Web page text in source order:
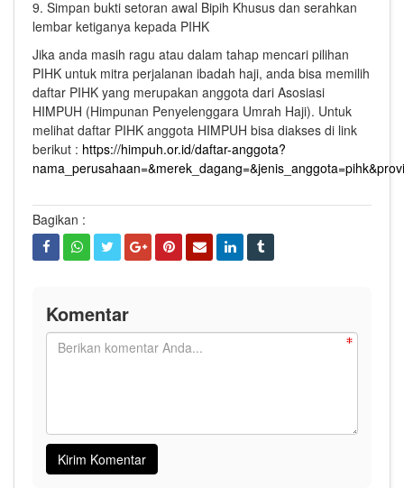
9. Simpan bukti setoran awal Bipih Khusus dan serahkan
lembar ketiganya kepada PIHK
Jika anda masih ragu atau dalam tahap mencari pilihan
PIHK untuk mitra perjalanan ibadah haji, anda bisa memilih
daftar PIHK yang merupakan anggota dari Asosiasi
HIMPUH (Himpunan Penyelenggara Umrah Haji). Untuk
melihat daftar PIHK anggota HIMPUH bisa diakses di link
berikut : https://himpuh.or.id/daftar-anggota?
Bagikan :
Komentar